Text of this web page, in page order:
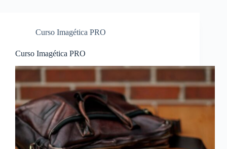
Curso Imagética PRO
Curso Imagética PRO